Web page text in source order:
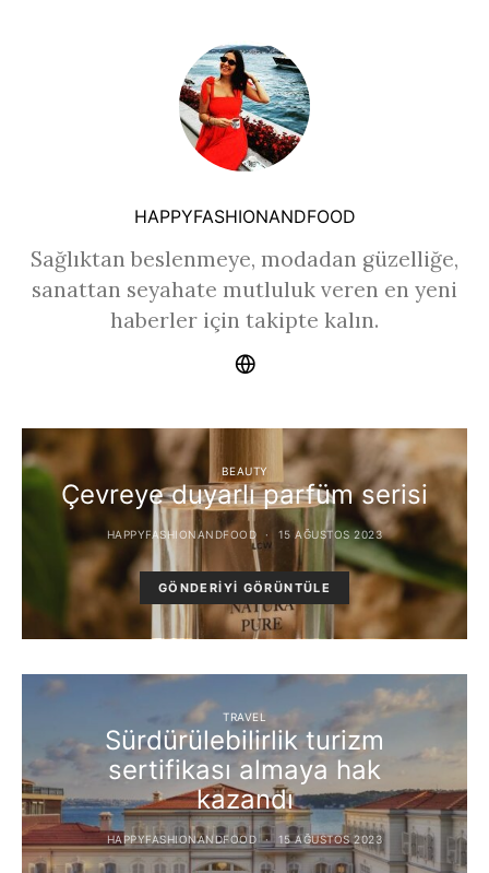
HAPPYFASHIONANDFOOD
Sağlıktan beslenmeye, modadan güzelliğe,
sanattan seyahate mutluluk veren en yeni
haberler için takipte kalın.
BEAUTY
Çevreye duyarlı parfüm serisi
HAPPYFASHIONANDFOOD 15 AĞUSTOS 2023
GÖNDERIYI GÖRÜNTÜLE
TRAVEL
Sürdürülebilirlik turizm
sertifikası almaya hak
kazandı
HAPPYFASHIONANDFOOD 15 AĞUSTOS 2023